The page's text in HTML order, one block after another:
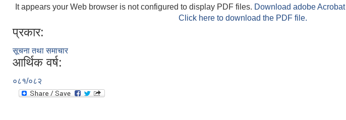
It appears your Web browser is not configured to display PDF files. Download adobe Acrobat
Click here to download the PDF file.
प्रकार:
सूचना तथा समाचार
आर्थिक वर्ष:
०८१/०८२